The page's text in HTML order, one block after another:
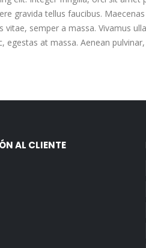
gravida tellus faucibus.
semper a massa. Vivamus
at massa. Aenean
AL CLIENTE